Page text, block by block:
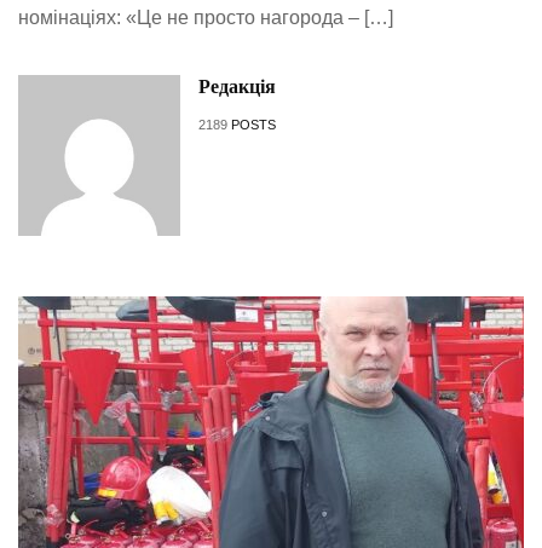
номінаціях: «Це не просто нагорода – […]
Редакція
2189 POSTS